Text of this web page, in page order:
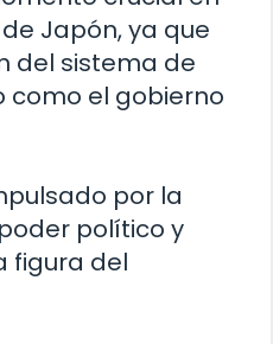
Japón, ya que
del sistema de
como el gobierno
por la
político y
figura del